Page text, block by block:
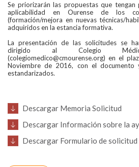
Se priorizarán las propuestas que
aplicabilidad en Ourense de los
(formación/mejora en nuevas técnicas/
adquiridos en la estancia formativa.
La presentación de las solicitudes se
dirigido al Colegio
(colegiomedico@cmourense.org) en el
Noviembre de 2016, con el
estandarizados.
Descargar Memoria Solicitud
Descargar Información sobre la
Descargar Formulario de solicitud